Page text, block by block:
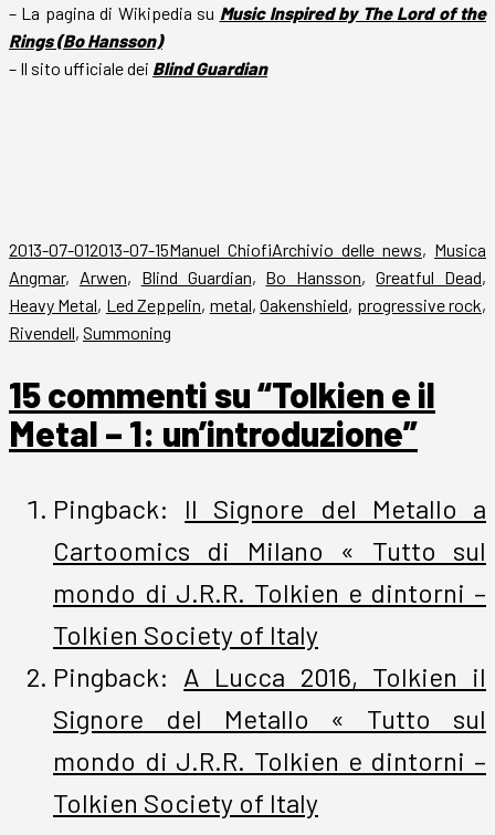
– La pagina di Wikipedia su Music Inspired by The Lord of the
Rings (Bo Hansson)
– Il sito ufficiale dei Blind Guardian
Scritto
il
2013-07-012013-07-15Autore
Manuel ChiofiCategorie
Archivio delle news, Musica
Angmar, Arwen, Blind Guardian, Bo Hansson,Greatful Dead,
Heavy Metal, Led Zeppelin, metal,Oakenshield, progressive rock,
Rivendell, Summoning
15 commenti su “Tolkien e il
Metal – 1: un’introduzione”
Pingback: Il Signore del Metallo a
Cartoomics di Milano « Tutto sul
mondo di J.R.R. Tolkien e dintorni –
Tolkien Society of Italy
Pingback: A Lucca 2016, Tolkien il
Signore del Metallo « Tutto sul
mondo di J.R.R. Tolkien e dintorni –
Tolkien Society of Italy